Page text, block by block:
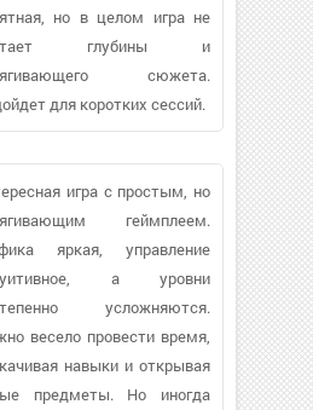
но в целом игра не
глубины и
сюжета.
для коротких сессий.
игра с простым, но
геймплеем.
яркая, управление
а уровни
усложняются.
весело провести время,
навыки и открывая
предметы. Но иногда